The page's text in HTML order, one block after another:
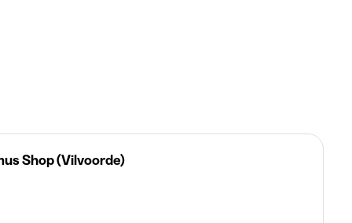
Shop (Vilvoorde)